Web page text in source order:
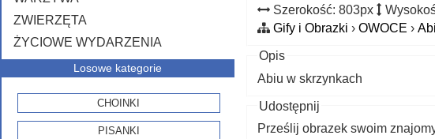
ZWIERZĘTA
ŻYCIOWE WYDARZENIA
Losowe kategorie
CHOINKI
PISANKI
Szerokość: 803px
Gify i Obrazki ›OWOCE ›
Opis
Abiu w skrzynkach
Udostępnij
Prześlij obrazek swoim